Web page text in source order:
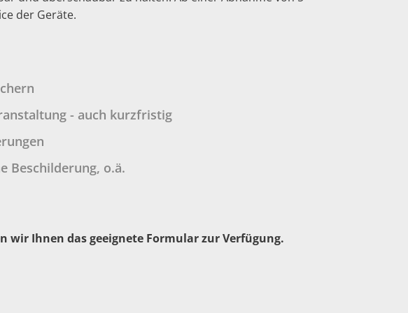
der Geräte.
- auch kurzfristig
Beschilderung, o.ä.
wir Ihnen das geeignete Formular zur Verfügung.